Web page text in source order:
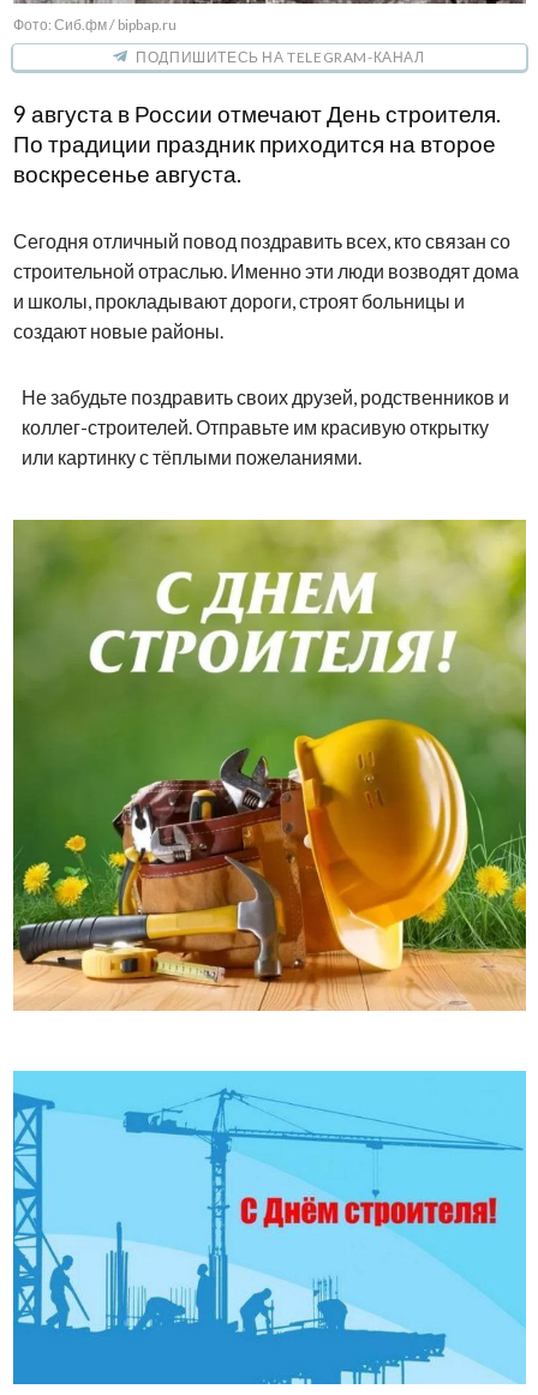
Фото: Сиб.фм / bipbap.ru
ПОДПИШИТЕСЬ НА TELEGRAM-КАНАЛ
9 августа в России отмечают День строителя.
По традиции праздник приходится на второе
воскресенье августа.
Сегодня отличный повод поздравить всех, кто связан со
строительной отраслью. Именно эти люди возводят дома
и школы, прокладывают дороги, строят больницы и
создают новые районы.
Не забудьте поздравить своих друзей, родственников и
коллег-строителей. Отправьте им красивую открытку
или картинку с тёплыми пожеланиями.